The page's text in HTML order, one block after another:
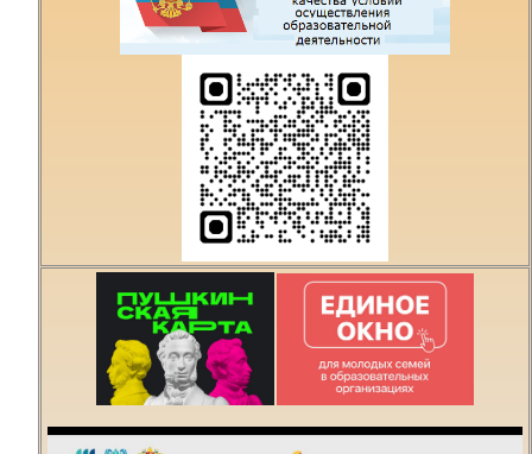
Есть предложения по
организации учебного
процесса или знаете,
как сделать техникум
лучше?
Написать о проблеме